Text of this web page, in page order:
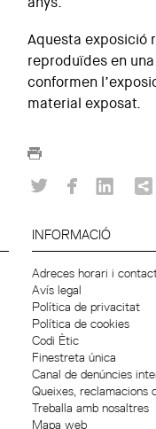
Aquesta exposició
reproduïdes en
conformen
material exposat.
INFORMACIÓ
Adreces horari i
Avís legal
Política de privacitat
Política de cookies
Codi Ètic
Finestreta única
Canal de denúncies
Queixes, reclamacions
Treballa amb nosaltres
Mapa web